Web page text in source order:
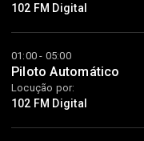
102 FM Digital
01:00 - 05:00
Piloto Automático
Locução por:
102 FM Digital